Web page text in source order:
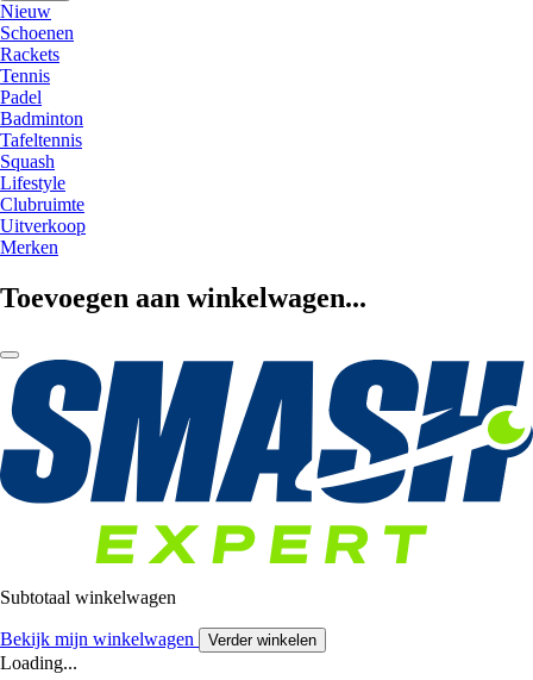
Nieuw
Schoenen
Rackets
Tennis
Padel
Badminton
Tafeltennis
Squash
Lifestyle
Clubruimte
Uitverkoop
Merken
Toevoegen aan winkelwagen...
Subtotaal winkelwagen
Bekijk mijn winkelwagen Verder winkelen
Loading...